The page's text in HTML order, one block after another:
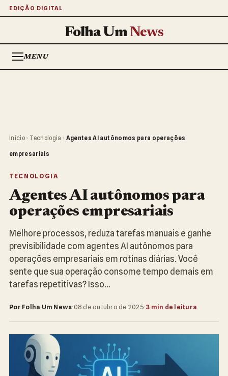
EDIÇÃO DIGITAL
Folha UmNews
MENU
Início › Tecnologia › Agentes AI autônomos para operações
empresariais
TECNOLOGIA
Agentes AI autônomos para
operações empresariais
Melhore processos, reduza tarefas manuais e ganhe
previsibilidade com agentes AI autônomos para
operações empresariais em rotinas diárias. Você
sente que sua operação consome tempo demais em
tarefas repetitivas? Isso…
Por Folha Um News·08 de outubro de 2025·3 min de leitura